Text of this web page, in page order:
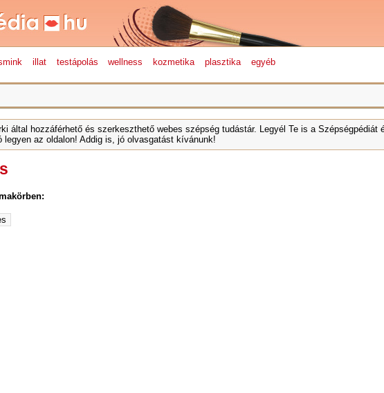
illat testápolás wellness kozmetika plasztika egyéb
által hozzáférhető és szerkeszthető webes szépség tudástár. Legyél Te is a
legyen az oldalon! Addig is, jó olvasgatást kívánunk!